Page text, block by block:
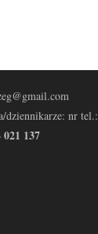
dziennikarze: nr tel.:
021 137